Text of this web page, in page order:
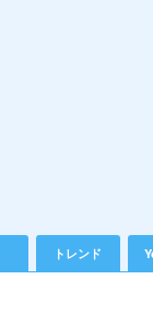
トレンド